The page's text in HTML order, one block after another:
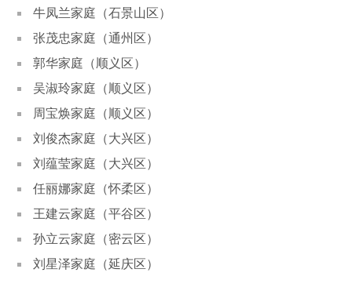
牛凤兰家庭（石景山区）
张茂忠家庭（通州区）
郭华家庭（顺义区）
吴淑玲家庭（顺义区）
周宝焕家庭（顺义区）
刘俊杰家庭（大兴区）
刘蕴莹家庭（大兴区）
任丽娜家庭（怀柔区）
王建云家庭（平谷区）
孙立云家庭（密云区）
刘星泽家庭（延庆区）